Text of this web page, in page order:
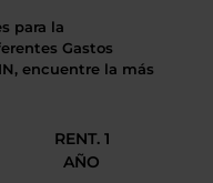
para la
Gastos
encuentre la más
RENT. 1
AÑO